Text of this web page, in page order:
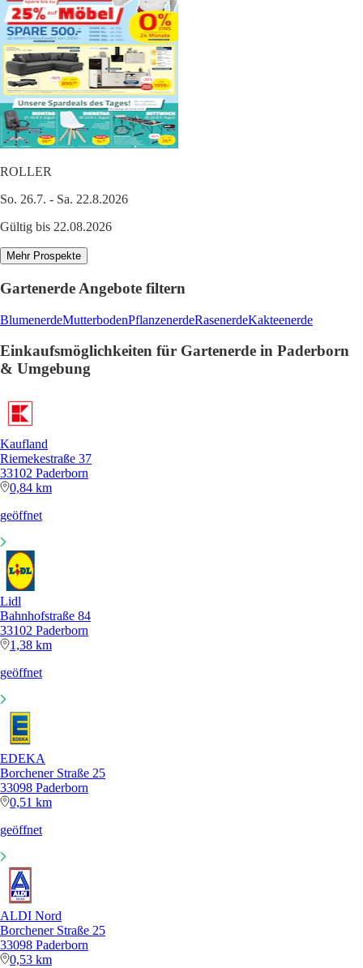
ROLLER
So. 26.7. - Sa. 22.8.2026
Gültig bis 22.08.2026
Mehr Prospekte
Gartenerde Angebote filtern
BlumenerdeMutterbodenPflanzenerdeRasenerdeKakteenerde
Einkaufsmöglichkeiten für Gartenerde in Paderborn
& Umgebung
Kaufland
Riemekestraße 37
33102 Paderborn
0,84 km
geöffnet
Lidl
Bahnhofstraße 84
33102 Paderborn
1,38 km
geöffnet
EDEKA
Borchener Straße 25
33098 Paderborn
0,51 km
geöffnet
ALDI Nord
Borchener Straße 25
33098 Paderborn
0,53 km